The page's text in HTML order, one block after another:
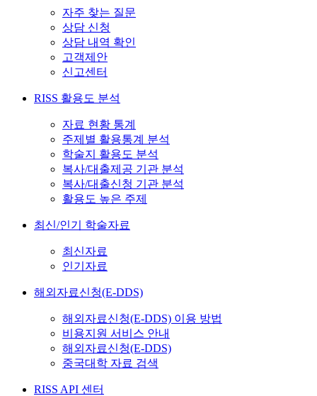
자주 찾는 질문
상담 신청
상담 내역 확인
고객제안
신고센터
RISS 활용도 분석
자료 현황 통계
주제별 활용통계 분석
학술지 활용도 분석
복사/대출제공 기관 분석
복사/대출신청 기관 분석
활용도 높은 주제
최신/인기 학술자료
최신자료
인기자료
해외자료신청(E-DDS)
해외자료신청(E-DDS) 이용 방법
비용지원 서비스 안내
해외자료신청(E-DDS)
중국대학 자료 검색
RISS API 센터